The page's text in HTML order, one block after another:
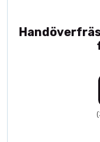
Handöverfräs